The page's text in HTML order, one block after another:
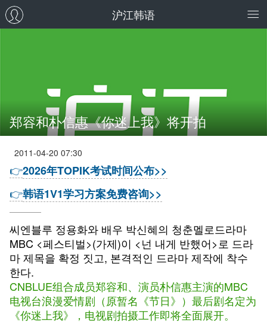
沪江韩语
郑容和朴信惠《你迷上我》将开拍
2011-04-20 07:30
👉2026年TOPIK考试时间公布>>
👉韩语1V1学习方案免费咨询>>
씨엔블루 정용화와 배우 박신혜의 청춘멜로드라마
MBC <페스티벌>(가제)이 <넌 내게 반했어>로 드라
마 제목을 확정 짓고, 본격적인 드라마 제작에 착수
한다.
CNBLUE组合成员郑容和、演员朴信惠主演的MBC
电视台浪漫爱情剧（原暂名《节日》）最后剧名定为
《你迷上我》，电视剧拍摄工作即将全面展开。